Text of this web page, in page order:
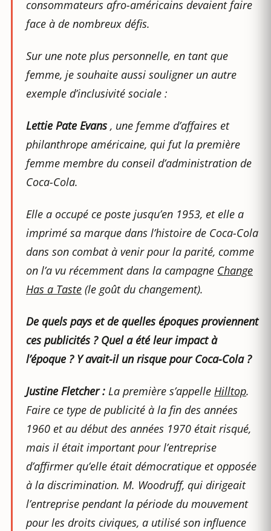
consommateurs afro-américains devaient faire
face à de nombreux défis.
Sur une note plus personnelle, en tant que
femme, je souhaite aussi souligner un autre
exemple d’inclusivité sociale :
Lettie Pate Evans , une femme d’affaires et
philanthrope américaine, qui fut la première
femme membre du conseil d’administration de
Coca-Cola.
Elle a occupé ce poste jusqu’en 1953, et elle a
imprimé sa marque dans l’histoire de Coca-Cola
dans son combat à venir pour la parité, comme
on l’a vu récemment dans la campagne Change
Has a Taste (le goût du changement).
De quels pays et de quelles époques proviennent
ces publicités ? Quel a été leur impact à
l’époque ? Y avait-il un risque pour Coca-Cola ?
Justine Fletcher : La première s’appelle Hilltop.
Faire ce type de publicité à la fin des années
1960 et au début des années 1970 était risqué,
mais il était important pour l’entreprise
d’affirmer qu’elle était démocratique et opposée
à la discrimination. M. Woodruff, qui dirigeait
l’entreprise pendant la période du mouvement
pour les droits civiques, a utilisé son influence